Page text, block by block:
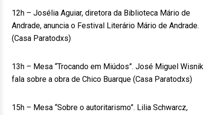
12h – Josélia Aguiar, diretora da Biblioteca Mário de
Andrade, anuncia o Festival Literário Mário de Andrade.
(Casa Paratodxs)
13h – Mesa “Trocando em Miúdos”. José Miguel Wisnik
fala sobre a obra de Chico Buarque (Casa Paratodxs)
15h – Mesa “Sobre o autoritarismo”. Lilia Schwarcz,